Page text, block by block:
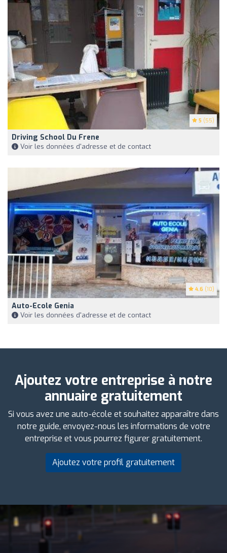
5 (55)
Driving School Du Frene
Voir les données d'adresse et de contact
4.6 (10)
Auto-Ecole Genia
Voir les données d'adresse et de contact
Ajoutez votre entreprise à notre
annuaire gratuitement
Si vous avez une auto-école et souhaitez apparaître dans
notre guide, envoyez-nous les informations de votre
entreprise et vous pourrez figurer gratuitement.
Ajoutez votre profil gratuitement